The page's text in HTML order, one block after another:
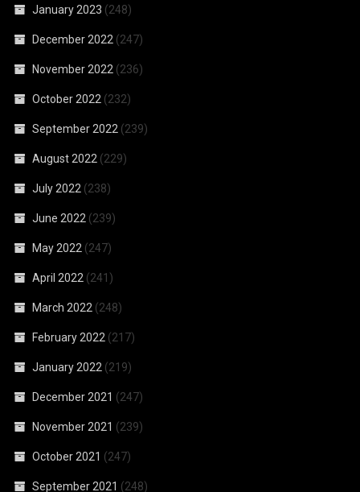
January 2023 (248)
December 2022 (247)
November 2022 (236)
October 2022 (232)
September 2022 (239)
August 2022 (229)
July 2022 (238)
June 2022 (239)
May 2022 (247)
April 2022 (241)
March 2022 (248)
February 2022 (217)
January 2022 (219)
December 2021 (247)
November 2021 (239)
October 2021 (247)
September 2021 (248)